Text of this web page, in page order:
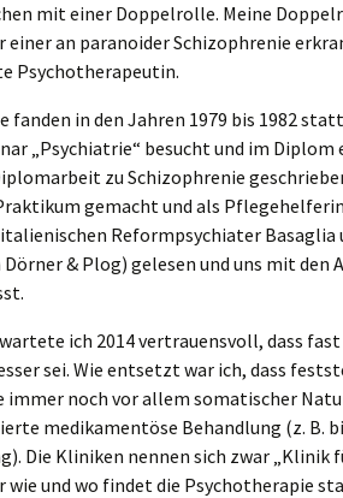
mit einer Doppelrolle. Meine
an paranoider Schizophrenie
Psychotherapeutin.
in den Jahren 1979 bis 1982
„Psychiatrie“ besucht und im Diplom
zu Schizophrenie
gemacht und als Pflegehelferin
Reformpsychiater Basaglia
& Plog) gelesen und uns mit den
ich 2014 vertrauensvoll, dass fast
sei. Wie entsetzt war ich, dass
immer noch vor allem somatischer
medikamentöse Behandlung (z. B.
Die Kliniken nennen sich zwar „Klinik
wie und wo findet die Psychotherapie